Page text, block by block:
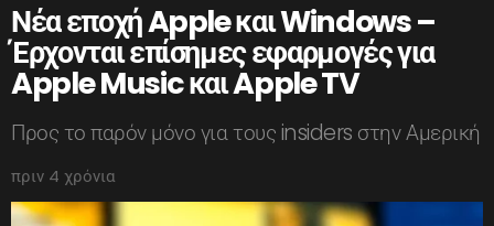
Νέα εποχή Apple και Windows –
Έρχονται επίσημες εφαρμογές για
Apple Music και Apple TV
Προς το παρόν μόνο για τους insiders στην Αμερική
πριν 4 χρόνια